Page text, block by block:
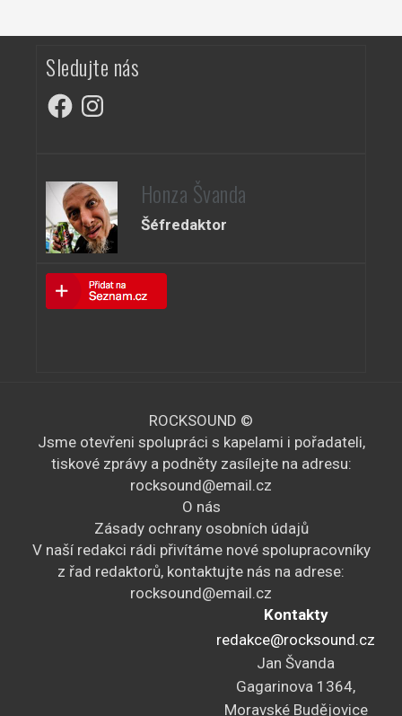
Sledujte nás
FacebookInstagram
Honza Švanda
Šéfredaktor
ROCKSOUND ©
Jsme otevřeni spolupráci s kapelami i pořadateli,
tiskové zprávy a podněty zasílejte na adresu:
rocksound@email.cz
O nás
Zásady ochrany osobních údajů
V naší redakci rádi přivítáme nové spolupracovníky
z řad redaktorů, kontaktujte nás na adrese:
rocksound@email.cz
Kontakty
redakce@rocksound.cz
Jan Švanda
Gagarinova 1364,
Moravské Budějovice